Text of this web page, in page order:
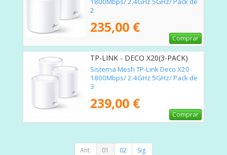
2
235,00 €
Comprar
TP-LINK - DECO X20(3-PACK)
Sistema Mesh TP-Link Deco X20
1800Mbps/ 2.4GHz 5GHz/ Pack de
3
239,00 €
Comprar
Ant. 01 02 Sig.